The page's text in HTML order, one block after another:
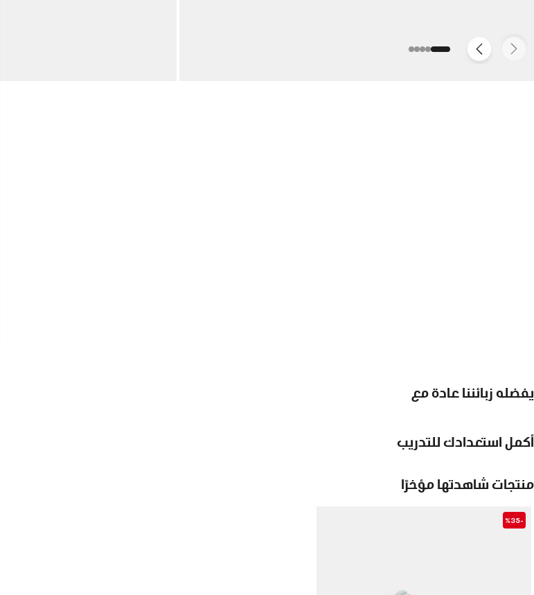
يفضله زبائننا عادة مع
أكمل استعدادك للتدريب
منتجات شاهدتها مؤخرًا
-%35